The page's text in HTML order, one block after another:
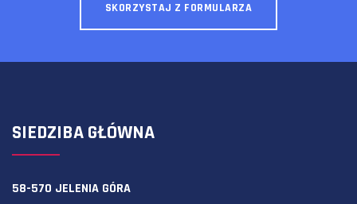
SKORZYSTAJ Z FORMULARZA
SIEDZIBA GŁÓWNA
58-570 JELENIA GÓRA